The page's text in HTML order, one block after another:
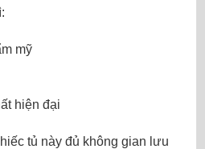
mỹ
hiện đại
tủ này đủ không gian lưu